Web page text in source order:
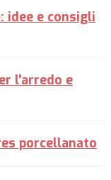
idee e consigli
l'arredo e
porcellanato